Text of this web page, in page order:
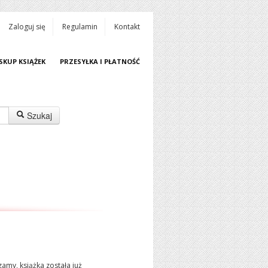
Zaloguj się Regulamin Kontakt
KSIĄŻEK PRZESYŁKA I PŁATNOŚĆ
Szukaj
książka została już